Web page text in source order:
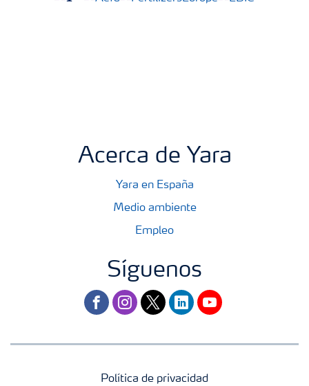
Acerca de Yara
Yara en España
Medio ambiente
Empleo
Síguenos
facebookinstagram
twitterlinkedinyoutube
Política de privacidad